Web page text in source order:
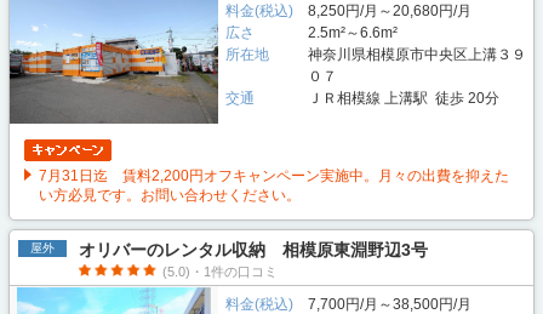
料金(税込)
8,250円/月～20,680円/月
広さ
2.5m²～6.6m²
所在地
神奈川県相模原市中央区上溝３９
０７
交通
ＪＲ相模線 上溝駅 徒歩 20分
7月31日迄 賃料2,200円オフキャンペーン実施中。月々の出費を抑えた
い方必見です。お問い合わせください。
屋外 オリバーのレンタル収納 相模原東淵野辺3号
(5.0)・1件の口コミ
料金(税込)
7,700円/月～38,500円/月